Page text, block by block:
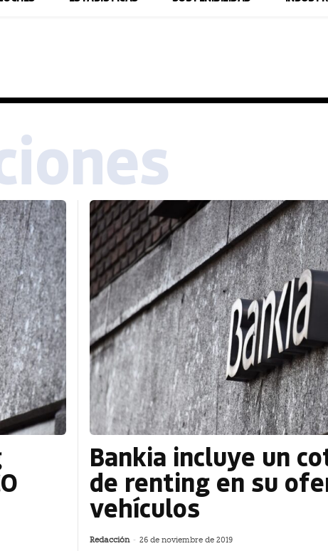
Bankia incluye un
de renting en su
vehículos
Redacción - 26 de noviembre de 2019